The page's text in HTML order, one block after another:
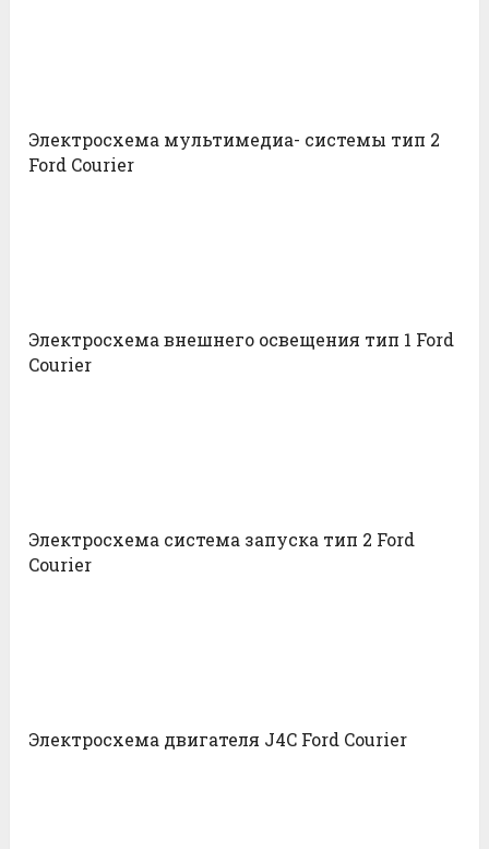
Электросхема мультимедиа- системы тип 2
Ford Courier
Электросхема внешнего освещения тип 1 Ford
Courier
Электросхема система запуска тип 2 Ford
Courier
Электросхема двигателя J4C Ford Courier